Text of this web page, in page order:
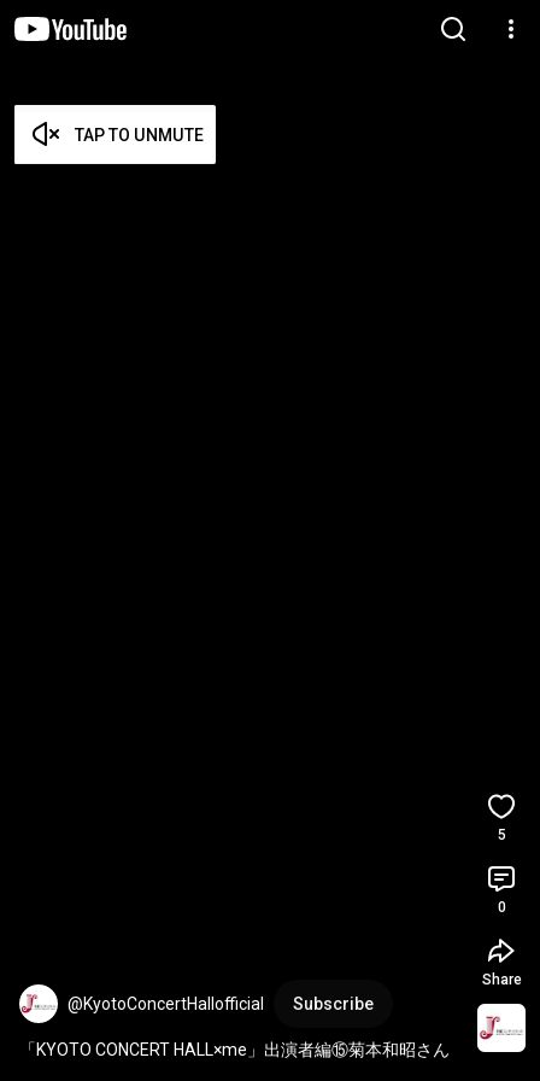
TAP TO UNMUTE
@KyotoConcertHallofficial Subscribe
「KYOTO CONCERT HALL×me」出演者編⑮菊本和昭さん
5
0
Share